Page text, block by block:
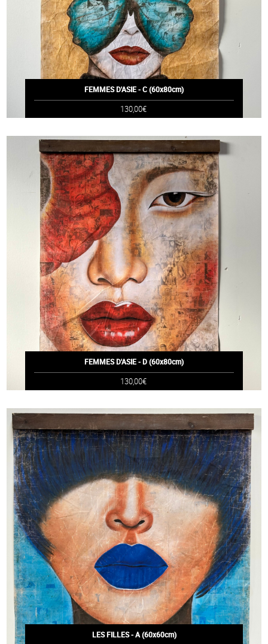
FEMMES D'ASIE - C (60x80cm)
130,00€
FEMMES D'ASIE - D (60x80cm)
130,00€
LES FILLES - A (60x60cm)